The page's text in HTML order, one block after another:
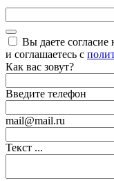
Вы даете согласие
и соглашаетесь с
Как вас зовут?
Введите телефон
mail@mail.ru
Текст ...